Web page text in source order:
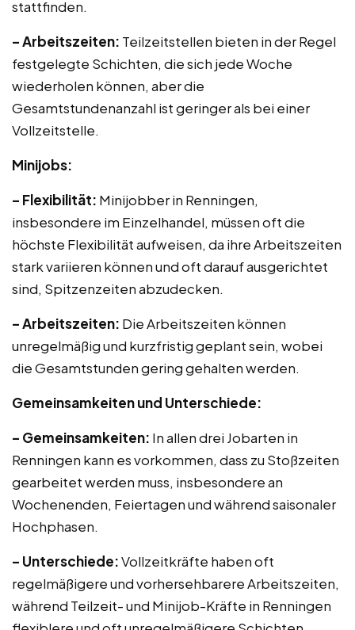
stattfinden.
– Arbeitszeiten: Teilzeitstellen bieten in der Regel
festgelegte Schichten, die sich jede Woche
wiederholen können, aber die
Gesamtstundenanzahl ist geringer als bei einer
Vollzeitstelle.
Minijobs:
– Flexibilität: Minijobber in Renningen,
insbesondere im Einzelhandel, müssen oft die
höchste Flexibilität aufweisen, da ihre Arbeitszeiten
stark variieren können und oft darauf ausgerichtet
sind, Spitzenzeiten abzudecken.
– Arbeitszeiten: Die Arbeitszeiten können
unregelmäßig und kurzfristig geplant sein, wobei
die Gesamtstunden gering gehalten werden.
Gemeinsamkeiten und Unterschiede:
– Gemeinsamkeiten: In allen drei Jobarten in
Renningen kann es vorkommen, dass zu Stoßzeiten
gearbeitet werden muss, insbesondere an
Wochenenden, Feiertagen und während saisonaler
Hochphasen.
– Unterschiede:Vollzeitkräfte haben oft
regelmäßigere und vorhersehbarere Arbeitszeiten,
während Teilzeit- und Minijob-Kräfte in Renningen